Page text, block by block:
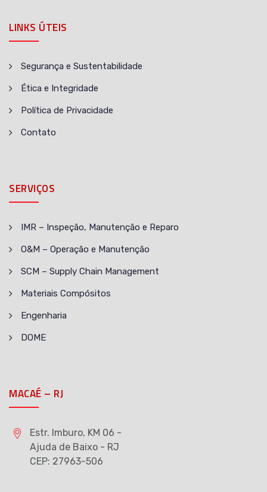
LINKS ÚTEIS
Segurança e Sustentabilidade
Ética e Integridade
Política de Privacidade
Contato
SERVIÇOS
IMR – Inspeção, Manutenção e Reparo
O&M – Operação e Manutenção
SCM – Supply Chain Management
Materiais Compósitos
Engenharia
DOME
MACAÉ – RJ
Estr. Imburo, KM 06 -
Ajuda de Baixo - RJ
CEP: 27963-506